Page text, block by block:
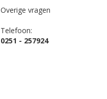
Overige vragen
Telefoon:
0251 - 257924